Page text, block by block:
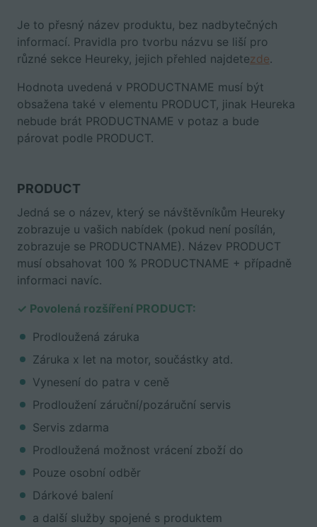
Je to přesný název produktu, bez nadbytečných
informací. Pravidla pro tvorbu názvu se liší pro
různé sekce Heureky, jejich přehled najdetezde.
Hodnota uvedená v PRODUCTNAME musí být
obsažena také v elementu PRODUCT, jinak Heureka
nebude brát PRODUCTNAME v potaz a bude
párovat podle PRODUCT.
PRODUCT
Jedná se o název, který se návštěvníkům Heureky
zobrazuje u vašich nabídek (pokud není posílán,
zobrazuje se PRODUCTNAME). Název PRODUCT
musí obsahovat 100 % PRODUCTNAME + případně
informaci navíc.
✓ Povolená rozšíření PRODUCT:
Prodloužená záruka
Záruka x let na motor, součástky atd.
Vynesení do patra v ceně
Prodloužení záruční/pozáruční servis
Servis zdarma
Prodloužená možnost vrácení zboží do
Pouze osobní odběr
Dárkové balení
a další služby spojené s produktem